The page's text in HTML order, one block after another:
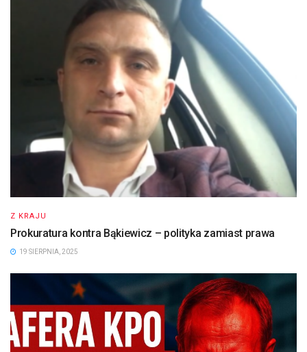
Z KRAJU
Prokuratura kontra Bąkiewicz – polityka zamiast prawa
19 SIERPNIA, 2025